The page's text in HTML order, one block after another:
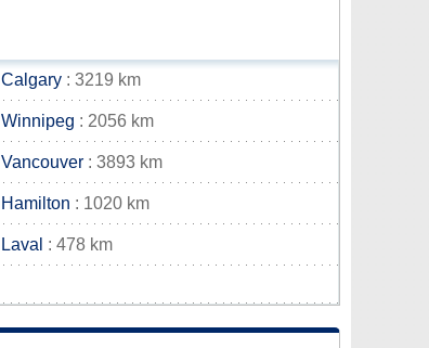
Calgary : 3219 km
Winnipeg : 2056 km
Vancouver : 3893 km
Hamilton : 1020 km
Laval : 478 km